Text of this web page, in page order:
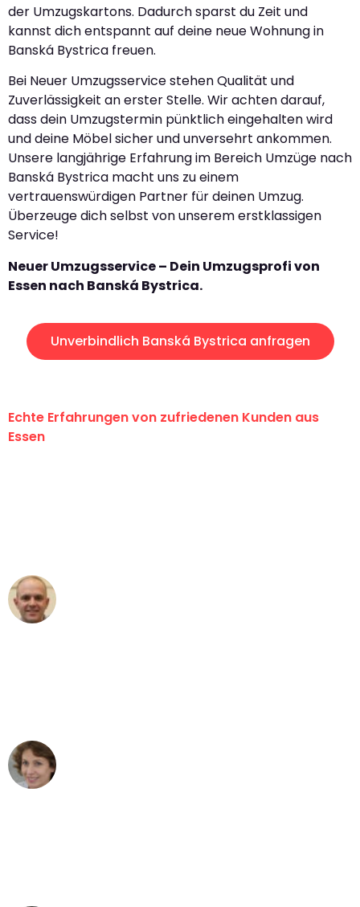
der Umzugskartons. Dadurch sparst du Zeit und
kannst dich entspannt auf deine neue Wohnung in
Banská Bystrica freuen.
Bei Neuer Umzugsservice stehen Qualität und
Zuverlässigkeit an erster Stelle. Wir achten darauf,
dass dein Umzugstermin pünktlich eingehalten wird
und deine Möbel sicher und unversehrt ankommen.
Unsere langjährige Erfahrung im Bereich Umzüge nach
Banská Bystrica macht uns zu einem
vertrauenswürdigen Partner für deinen Umzug.
Überzeuge dich selbst von unserem erstklassigen
Service!
Neuer Umzugsservice – Dein Umzugsprofi von
Essen nach Banská Bystrica.
Unverbindlich Banská Bystrica anfragen
Echte Erfahrungen von zufriedenen Kunden aus
Essen